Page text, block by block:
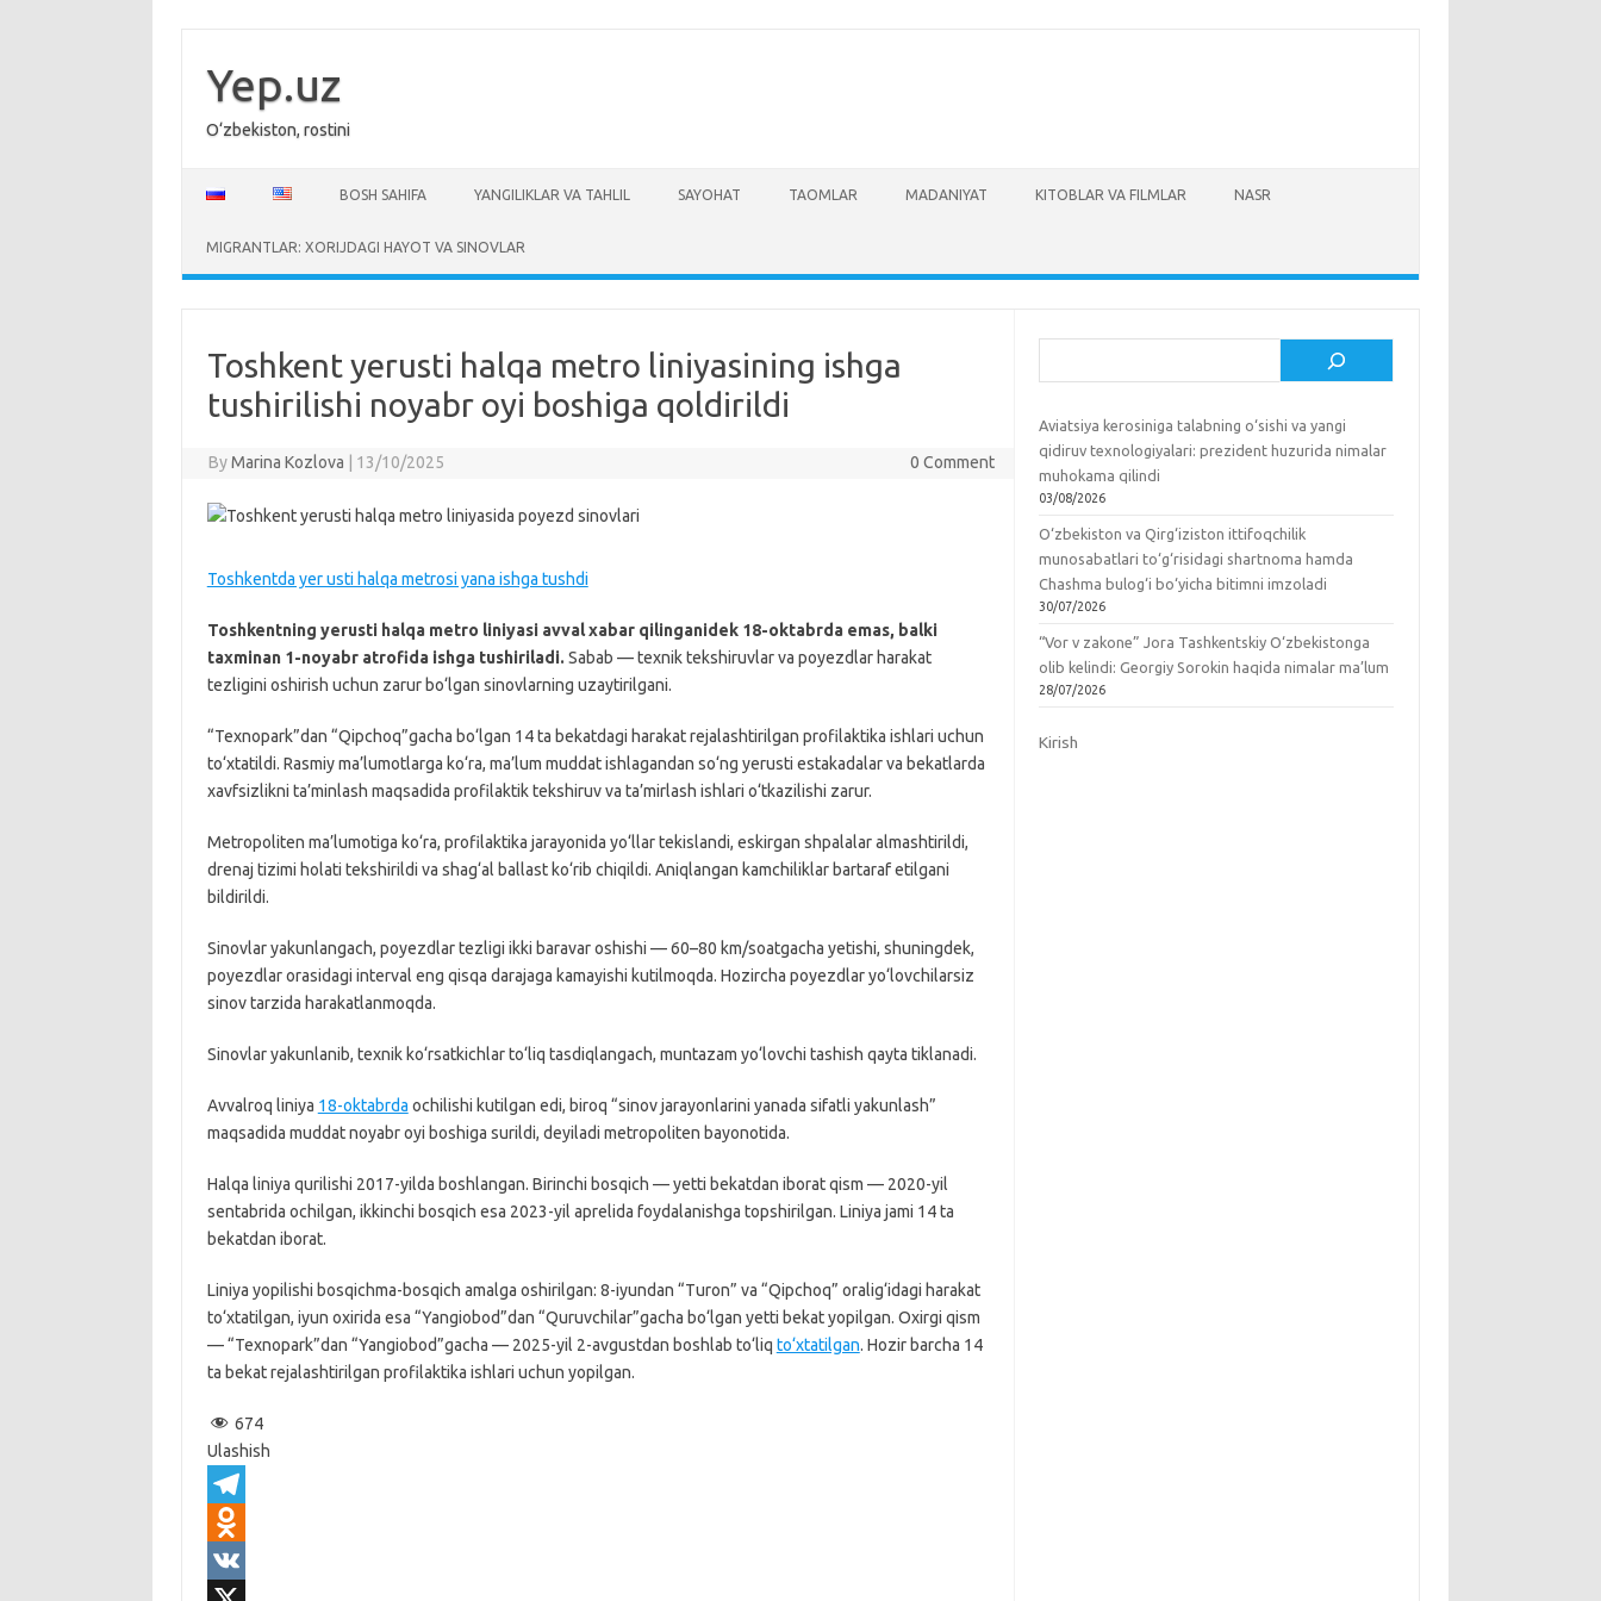
content
Yep.uz
O‘zbekiston, rostini
BOSH SAHIFA YANGILIKLAR VA TAHLIL SAYOHAT TAOMLAR MADANIYAT KITOBLAR VA FILMLAR NASR
MIGRANTLAR: XORIJDAGI HAYOT VA SINOVLAR
Toshkent yerusti halqa metro liniyasining ishga
tushirilishi noyabr oyi boshiga qoldirildi
By Marina Kozlova 13/10/2025 0 Comment
Toshkentda yer usti halqa metrosi yana ishga tushdi
Toshkentning yerusti halqa metro liniyasi avval xabar qilinganidek 18-oktabrda emas, balki
taxminan 1-noyabr atrofida ishga tushiriladi. Sabab — texnik tekshiruvlar va poyezdlar harakat
tezligini oshirish uchun zarur bo‘lgan sinovlarning uzaytirilgani.
“Texnopark”dan “Qipchoq”gacha bo‘lgan 14 ta bekatdagi harakat rejalashtirilgan profilaktika ishlari uchun
to‘xtatildi. Rasmiy ma’lumotlarga ko‘ra, ma’lum muddat ishlagandan so‘ng yerusti estakadalar va bekatlarda
xavfsizlikni ta’minlash maqsadida profilaktik tekshiruv va ta’mirlash ishlari o‘tkazilishi zarur.
Metropoliten ma’lumotiga ko‘ra, profilaktika jarayonida yo‘llar tekislandi, eskirgan shpalalar almashtirildi,
drenaj tizimi holati tekshirildi va shag‘al ballast ko‘rib chiqildi. Aniqlangan kamchiliklar bartaraf etilgani
bildirildi.
Sinovlar yakunlangach, poyezdlar tezligi ikki baravar oshishi — 60–80 km/soatgacha yetishi, shuningdek,
poyezdlar orasidagi interval eng qisqa darajaga kamayishi kutilmoqda. Hozircha poyezdlar yo‘lovchilarsiz
sinov tarzida harakatlanmoqda.
Sinovlar yakunlanib, texnik ko‘rsatkichlar to‘liq tasdiqlangach, muntazam yo‘lovchi tashish qayta tiklanadi.
Avvalroq liniya 18-oktabrda ochilishi kutilgan edi, biroq “sinov jarayonlarini yanada sifatli yakunlash”
maqsadida muddat noyabr oyi boshiga surildi, deyiladi metropoliten bayonotida.
Halqa liniya qurilishi 2017-yilda boshlangan. Birinchi bosqich — yetti bekatdan iborat qism — 2020-yil
sentabrida ochilgan, ikkinchi bosqich esa 2023-yil aprelida foydalanishga topshirilgan. Liniya jami 14 ta
bekatdan iborat.
Liniya yopilishi bosqichma-bosqich amalga oshirilgan: 8-iyundan “Turon” va “Qipchoq” oralig‘idagi harakat
to‘xtatilgan, iyun oxirida esa “Yangiobod”dan “Quruvchilar”gacha bo‘lgan yetti bekat yopilgan. Oxirgi qism
— “Texnopark”dan “Yangiobod”gacha — 2025-yil 2-avgustdan boshlab to‘liq to‘xtatilgan. Hozir barcha 14
ta bekat rejalashtirilgan profilaktika ishlari uchun yopilgan.
674
Ulashish
T
eO
Aviatsiya kerosiniga talabning o‘sishi va yangi
qidiruv texnologiyalari: prezident huzurida nimalar
muhokama qilindi
03/08/2026
O‘zbekiston va Qirg‘iziston ittifoqchilik
munosabatlari to‘g‘risidagi shartnoma hamda
Chashma bulog‘i bo‘yicha bitimni imzoladi
30/07/2026
“Vor v zakone” Jora Tashkentskiy O‘zbekistonga
olib kelindi: Georgiy Sorokin haqida nimalar ma’lum
28/07/2026
Kirish